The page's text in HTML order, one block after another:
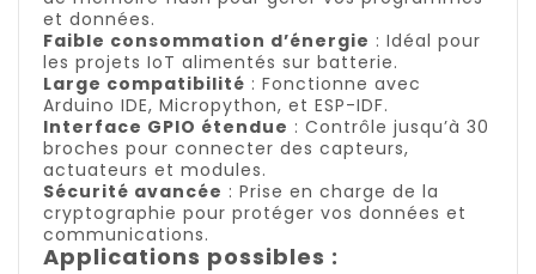
et données.
Faible consommation d’énergie : Idéal pour
les projets IoT alimentés sur batterie.
Large compatibilité : Fonctionne avec
Arduino IDE, Micropython, et ESP-IDF.
Interface GPIO étendue : Contrôle jusqu’à 30
broches pour connecter des capteurs,
actuateurs et modules.
Sécurité avancée : Prise en charge de la
cryptographie pour protéger vos données et
communications.
Applications possibles :